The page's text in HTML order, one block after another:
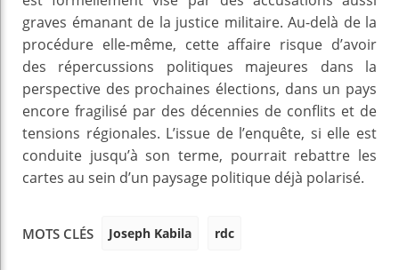
graves émanant de la justice militaire. Au-delà de la
procédure elle-même, cette affaire risque d’avoir
des répercussions politiques majeures dans la
perspective des prochaines élections, dans un pays
encore fragilisé par des décennies de conflits et de
tensions régionales. L’issue de l’enquête, si elle est
conduite jusqu’à son terme, pourrait rebattre les
cartes au sein d’un paysage politique déjà polarisé.
MOTS CLÉS Joseph Kabila rdc